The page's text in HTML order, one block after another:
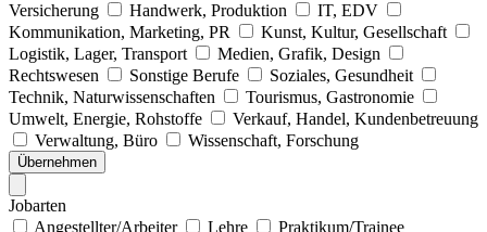
Versicherung
Handwerk, Produktion
IT, EDV
Kommunikation, Marketing, PR
Kunst, Kultur, Gesellschaft
Logistik, Lager, Transport
Medien, Grafik, Design
Rechtswesen
Sonstige Berufe
Soziales, Gesundheit
Technik, Naturwissenschaften
Tourismus, Gastronomie
Umwelt, Energie, Rohstoffe
Verkauf, Handel, Kundenbetreuung
Verwaltung, Büro
Wissenschaft, Forschung
Übernehmen
Jobarten
Angestellter/Arbeiter
Lehre Praktikum/Trainee